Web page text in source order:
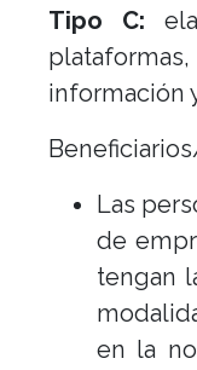
Tipo C:
información
Las
de
tengan
en la